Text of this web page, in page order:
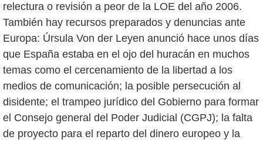
relectura o revisión a peor de la LOE del año 2006.
También hay recursos preparados y denuncias ante
Europa: Úrsula Von der Leyen anunció hace unos días
que España estaba en el ojo del huracán en muchos
temas como el cercenamiento de la libertad a los
medios de comunicación; la posible persecución al
disidente; el trampeo jurídico del Gobierno para formar
el Consejo general del Poder Judicial (CGPJ); la falta
de proyecto para el reparto del dinero europeo y la